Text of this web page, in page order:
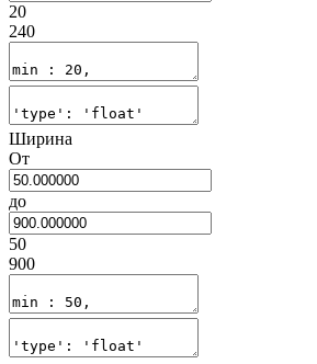
20
240
Ширина
От
до
50
900